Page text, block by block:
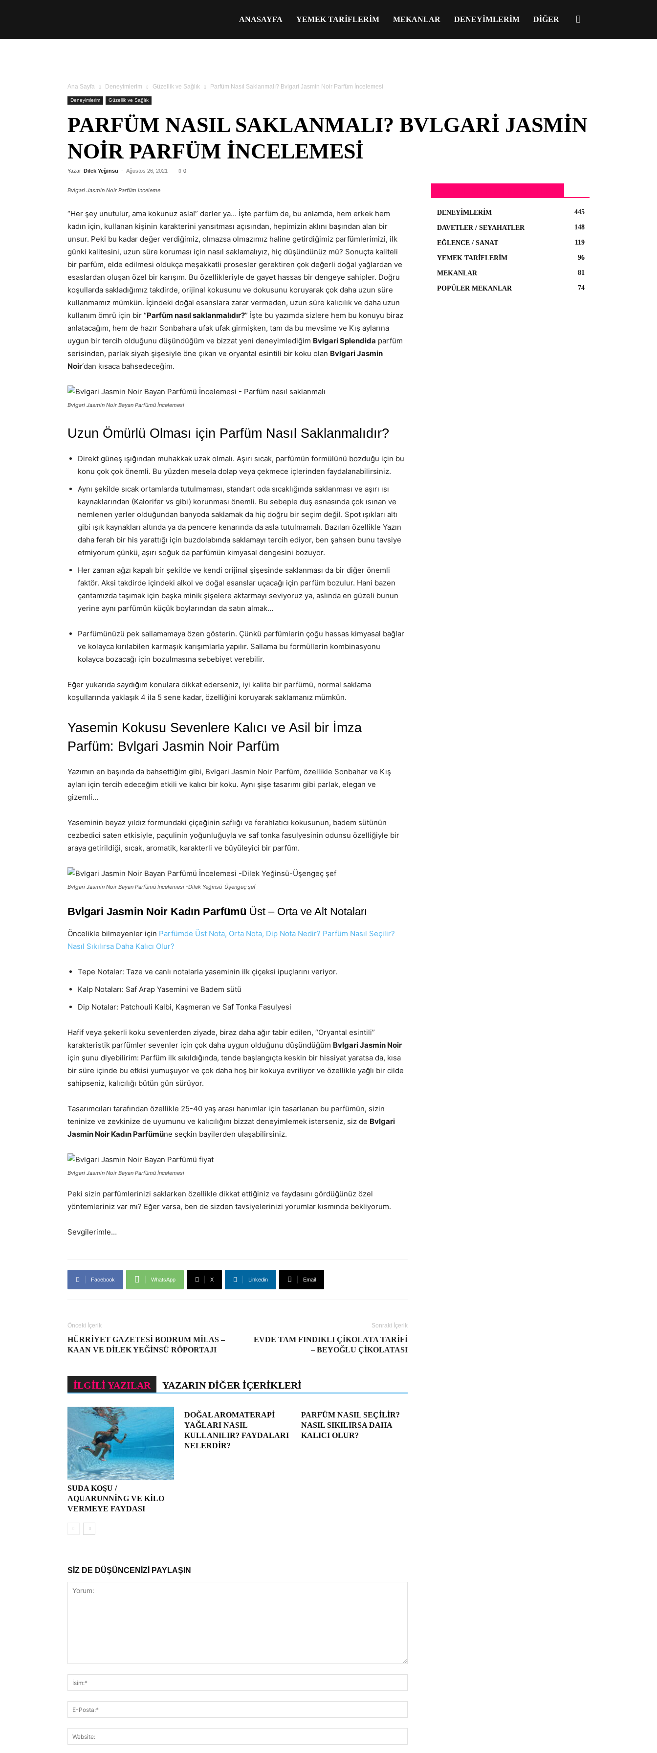
ANASAYFA YEMEK TARIFLERIM MEKANLAR DENEYIMLERIM DIĞER
Ana Sayfa Deneyimlerim Güzellik ve Sağlık Parfüm Nasıl Saklanmalı? Bvlgari Jasmin Noir Parfüm İncelemesi
Deneyimlerim Güzellik ve Sağlık
PARFÜM NASIL SAKLANMALI? BVLGARI JASMIN
NOIR PARFÜM İNCELEMESI
Yazar Dilek Yeğinsü - Ağustos 26, 2021 0
Bvlgari Jasmin Noir Parfüm inceleme
“Her şey unutulur, ama kokunuz asla!” derler ya… İşte parfüm de, bu anlamda, hem erkek hem
kadın için, kullanan kişinin karakterini yansıtması açısından, hepimizin aklını başından alan bir
unsur. Peki bu kadar değer verdiğimiz, olmazsa olmazımız haline getirdiğimiz parfümlerimizi, ilk
günki kalitesini, uzun süre koruması için nasıl saklamalıyız, hiç düşündünüz mü? Sonuçta kaliteli
bir parfüm, elde edilmesi oldukça meşakkatli prosesler gerektiren çok değerli doğal yağlardan ve
esaslardan oluşan özel bir karışım. Bu özellikleriyle de gayet hassas bir dengeye sahipler. Doğru
koşullarda sakladığımız takdirde, orijinal kokusunu ve dokusunu koruyarak çok daha uzun süre
kullanmamız mümkün. İçindeki doğal esanslara zarar vermeden, uzun süre kalıcılık ve daha uzun
kullanım ömrü için bir “Parfüm nasıl saklanmalıdır?” İşte bu yazımda sizlere hem bu konuyu biraz
anlatacağım, hem de hazır Sonbahara ufak ufak girmişken, tam da bu mevsime ve Kış aylarına
uygun bir tercih olduğunu düşündüğüm ve bizzat yeni deneyimlediğim Bvlgari Splendida parfüm
serisinden, parlak siyah şişesiyle öne çıkan ve oryantal esintili bir koku olan Bvlgari Jasmin
Noir‘dan kısaca bahsedeceğim.
Bvlgari Jasmin Noir Bayan Parfümü İncelemesi
Uzun Ömürlü Olması için Parfüm Nasıl Saklanmalıdır?
Direkt güneş ışığından muhakkak uzak olmalı. Aşırı sıcak, parfümün formülünü bozduğu için bu
konu çok çok önemli. Bu yüzden mesela dolap veya çekmece içlerinden faydalanabilirsiniz.
Aynı şekilde sıcak ortamlarda tutulmaması, standart oda sıcaklığında saklanması ve aşırı ısı
kaynaklarından (Kalorifer vs gibi) korunması önemli. Bu sebeple duş esnasında çok ısınan ve
nemlenen yerler olduğundan banyoda saklamak da hiç doğru bir seçim değil. Spot ışıkları altı
gibi ışık kaynakları altında ya da pencere kenarında da asla tutulmamalı. Bazıları özellikle Yazın
daha ferah bir his yarattığı için buzdolabında saklamayı tercih ediyor, ben şahsen bunu tavsiye
etmiyorum çünkü, aşırı soğuk da parfümün kimyasal dengesini bozuyor.
Her zaman ağzı kapalı bir şekilde ve kendi orijinal şişesinde saklanması da bir diğer önemli
faktör. Aksi takdirde içindeki alkol ve doğal esanslar uçacağı için parfüm bozulur. Hani bazen
çantamızda taşımak için başka minik şişelere aktarmayı seviyoruz ya, aslında en güzeli bunun
yerine aynı parfümün küçük boylarından da satın almak…
Parfümünüzü pek sallamamaya özen gösterin. Çünkü parfümlerin çoğu hassas kimyasal bağlar
ve kolayca kırılabilen karmaşık karışımlarla yapılır. Sallama bu formüllerin kombinasyonu
kolayca bozacağı için bozulmasına sebebiyet verebilir.
Eğer yukarıda saydığım konulara dikkat ederseniz, iyi kalite bir parfümü, normal saklama
koşullarında yaklaşık 4 ila 5 sene kadar, özelliğini koruyarak saklamanız mümkün.
Yasemin Kokusu Sevenlere Kalıcı ve Asil bir İmza
Parfüm: Bvlgari Jasmin Noir Parfüm
Yazımın en başında da bahsettiğim gibi, Bvlgari Jasmin Noir Parfüm, özellikle Sonbahar ve Kış
ayları için tercih edeceğim etkili ve kalıcı bir koku. Aynı şişe tasarımı gibi parlak, elegan ve
gizemli…
Yaseminin beyaz yıldız formundaki çiçeğinin saflığı ve ferahlatıcı kokusunun, badem sütünün
cezbedici saten etkisiyle, paçulinin yoğunluğuyla ve saf tonka fasulyesinin odunsu özelliğiyle bir
araya getirildiği, sıcak, aromatik, karakterli ve büyüleyici bir parfüm.
Bvlgari Jasmin Noir Bayan Parfümü İncelemesi -Dilek Yeğinsü-Üşengeç şef
Bvlgari Jasmin Noir Kadın Parfümü Üst – Orta ve Alt Notaları
Öncelikle bilmeyenler için Parfümde Üst Nota, Orta Nota, Dip Nota Nedir? Parfüm Nasıl Seçilir?
Nasıl Sıkılırsa Daha Kalıcı Olur?
Tepe Notalar: Taze ve canlı notalarla yaseminin ilk çiçeksi ipuçlarını veriyor.
Kalp Notaları: Saf Arap Yasemini ve Badem sütü
Dip Notalar: Patchouli Kalbi, Kaşmeran ve Saf Tonka Fasulyesi
Hafif veya şekerli koku sevenlerden ziyade, biraz daha ağır tabir edilen, “Oryantal esintili”
karakteristik parfümler sevenler için çok daha uygun olduğunu düşündüğüm Bvlgari Jasmin Noir
için şunu diyebilirim: Parfüm ilk sıkıldığında, tende başlangıçta keskin bir hissiyat yaratsa da, kısa
bir süre içinde bu etkisi yumuşuyor ve çok daha hoş bir kokuya evriliyor ve özellikle yağlı bir cilde
sahipseniz, kalıcılığı bütün gün sürüyor.
Tasarımcıları tarafından özellikle 25-40 yaş arası hanımlar için tasarlanan bu parfümün, sizin
teninize ve zevkinize de uyumunu ve kalıcılığını bizzat deneyimlemek isterseniz, siz de Bvlgari
Jasmin Noir Kadın Parfümüne seçkin bayilerden ulaşabilirsiniz.
Bvlgari Jasmin Noir Bayan Parfümü İncelemesi
Peki sizin parfümlerinizi saklarken özellikle dikkat ettiğiniz ve faydasını gördüğünüz özel
yöntemleriniz var mı? Eğer varsa, ben de sizden tavsiyelerinizi yorumlar kısmında bekliyorum.
Sevgilerimle…
Facebook WhatsApp X Linkedin Email
Önceki İçerik
HÜRRİYET GAZETESİ BODRUM MILAS –
KAAN VE DILEK YEĞINSÜ RÖPORTAJI
Sonraki İçerik
EVDE TAM FINDIKLI ÇIKOLATA TARIFI
– BEYOĞLU ÇIKOLATASI
İLGILI YAZILAR YAZARIN DIĞER İÇERIKLERI
SUDA KOŞU /
AQUARUNNING VE KILO
VERMEYE FAYDASI
DOĞAL AROMATERAPI
YAĞLARI NASIL
KULLANILIR? FAYDALARI
NELERDIR?
PARFÜM NASIL SEÇILIR?
NASIL SIKILIRSA DAHA
KALICI OLUR?
SİZ DE DÜŞÜNCENİZİ PAYLAŞIN
DENEYIMLERIM 445
DAVETLER / SEYAHATLER 148
EĞLENCE / SANAT 119
YEMEK TARIFLERIM 96
MEKANLAR 81
POPÜLER MEKANLAR 74